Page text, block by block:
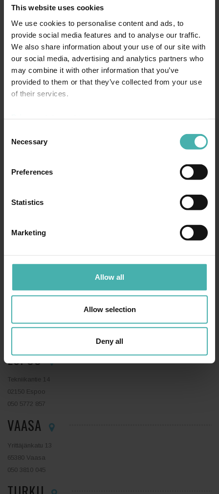
This website uses cookies
We use cookies to personalise content and ads, to
provide social media features and to analyse our traffic.
We also share information about your use of our site with
our social media, advertising and analytics partners who
may combine it with other information that you’ve
provided to them or that they’ve collected from your use
of their services.
Selection
Necessary
Preferences
Statistics
Marketing
Allow all
Allow selection
Deny all
suositaan maalämpöä sekä sähköntuotantoa aurinkopaneelien
Lisää kohteesta Teräselementin verkkosivuilla: Logicenters
Logistiikkakeskus
TAMPERE
LAHTI
15140 Lahti
ESPOO
Tekniikantie 14
02150 Espoo
050 5772 857
VAASA
Yrittäjänkatu 13
65380 Vaasa
050 3810 045